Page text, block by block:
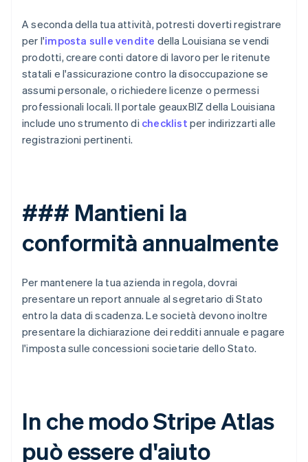
A seconda della tua attività, potresti doverti registrare
per l'imposta sulle vendite della Louisiana se vendi
prodotti, creare conti datore di lavoro per le ritenute
statali e l'assicurazione contro la disoccupazione se
assumi personale, o richiedere licenze o permessi
professionali locali. Il portale geauxBIZ della Louisiana
include uno strumento di checklist per indirizzarti alle
registrazioni pertinenti.
### Mantieni la
conformità annualmente
Per mantenere la tua azienda in regola, dovrai
presentare un report annuale al segretario di Stato
entro la data di scadenza. Le società devono inoltre
presentare la dichiarazione dei redditi annuale e pagare
l'imposta sulle concessioni societarie dello Stato.
In che modo Stripe Atlas
può essere d'aiuto